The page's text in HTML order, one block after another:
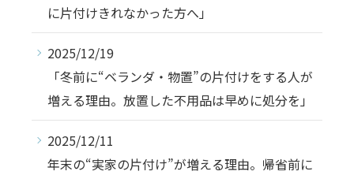
に片付けきれなかった方へ」
2025/12/19
「冬前に“ベランダ・物置”の片付けをする人が
増える理由。放置した不用品は早めに処分を」
2025/12/11
年末の“実家の片付け”が増える理由。帰省前に